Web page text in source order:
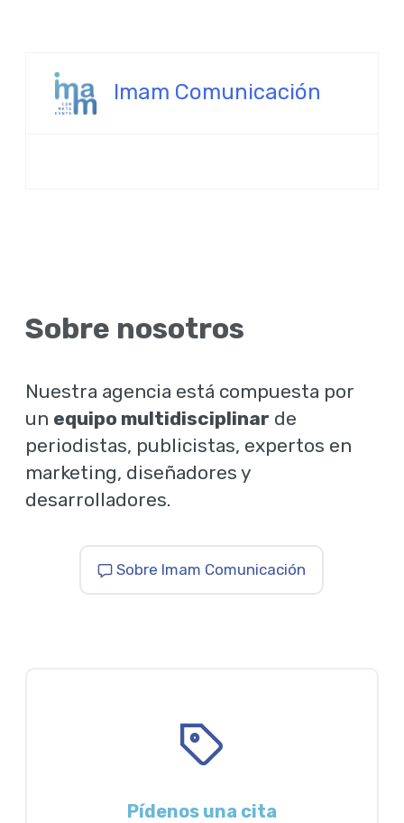
Imam Comunicación
Sobre nosotros
Nuestra agencia está compuesta por
un equipo multidisciplinar de
periodistas, publicistas, expertos en
marketing, diseñadores y
desarrolladores.
Sobre Imam Comunicación
Pídenos una cita